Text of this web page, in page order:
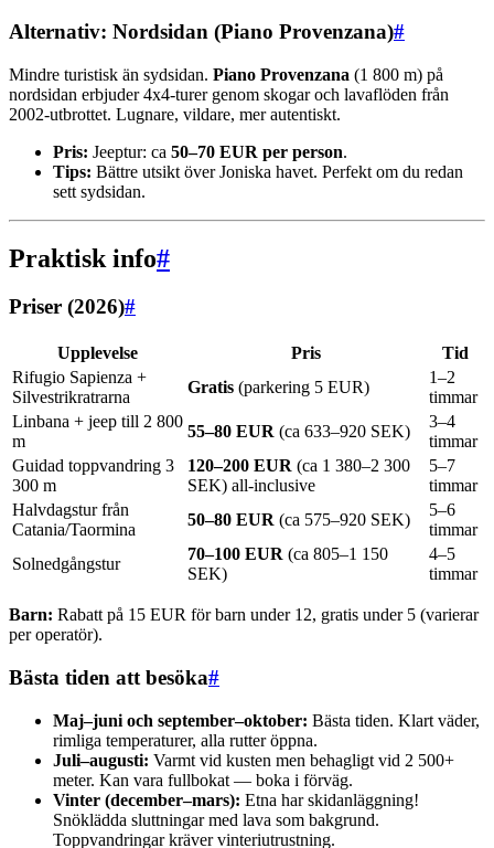
Alternativ: Nordsidan (Piano Provenzana)#
Mindre turistisk än sydsidan. Piano Provenzana (1 800 m) på
nordsidan erbjuder 4x4-turer genom skogar och lavaflöden från
2002-utbrottet. Lugnare, vildare, mer autentiskt.
Pris: Jeeptur: ca 50–70 EUR per person.
Tips: Bättre utsikt över Joniska havet. Perfekt om du redan
sett sydsidan.
Praktisk info#
Priser (2026)#
Upplevelse Pris
Tid
Rifugio Sapienza +
Silvestrikratrarna
Gratis (parkering 5 EUR)
1–2
timmar
Linbana + jeep till 2 800
m
55–80 EUR (ca 633–920 SEK)
3–4
timmar
Guidad toppvandring 3
300 m
120–200 EUR (ca 1 380–2 300
SEK) all-inclusive
5–7
timmar
Halvdagstur från
Catania/Taormina
50–80 EUR (ca 575–920 SEK)
5–6
timmar
Solnedgångstur
70–100 EUR (ca 805–1 150
SEK)
4–5
timmar
Barn: Rabatt på 15 EUR för barn under 12, gratis under 5 (varierar
per operatör).
Bästa tiden att besöka#
Maj–juni och september–oktober: Bästa tiden. Klart väder,
rimliga temperaturer, alla rutter öppna.
Juli–augusti: Varmt vid kusten men behagligt vid 2 500+
meter. Kan vara fullbokat — boka i förväg.
Vinter (december–mars): Etna har skidanläggning!
Snöklädda sluttningar med lava som bakgrund.
Toppvandringar kräver vinteriutrustning.